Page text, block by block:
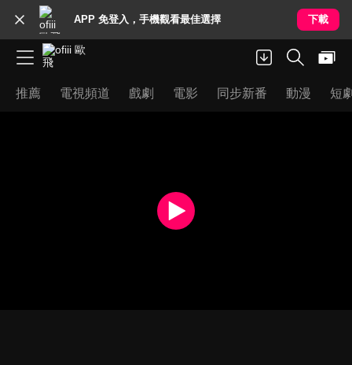
APP 免登入，手機觀看最佳選擇 下載
推薦 電視頻道 戲劇 電影 同步新番 動漫 短